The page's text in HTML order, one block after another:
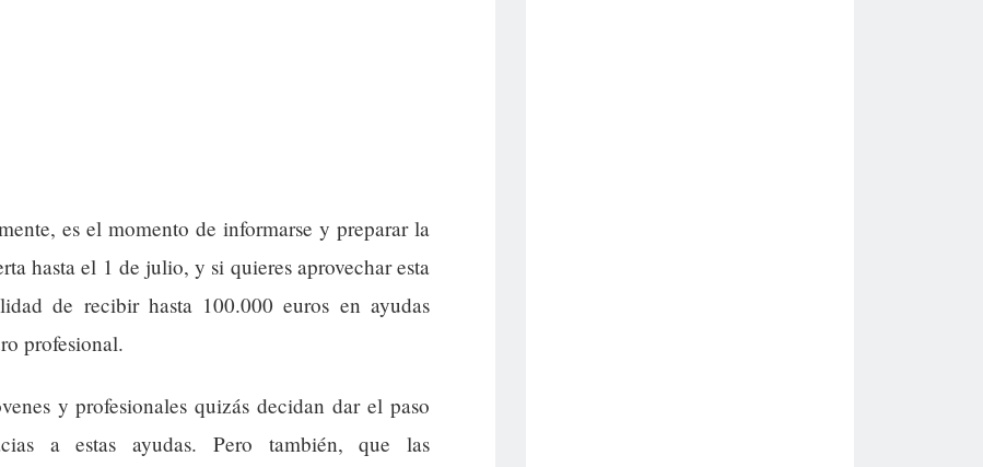
es el momento de informarse y preparar la
hasta el 1 de julio, y si quieres aprovechar esta
de recibir hasta 100.000 euros en ayudas
profesional.
y profesionales quizás decidan dar el paso
a estas ayudas. Pero también, que las